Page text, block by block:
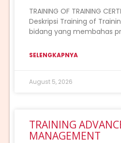
TRAINING OF TRAINING
Deskripsi Training of
bidang yang membahas
SELENGKAPNYA
August 5, 2026
TRAINING
MANAGEMENT